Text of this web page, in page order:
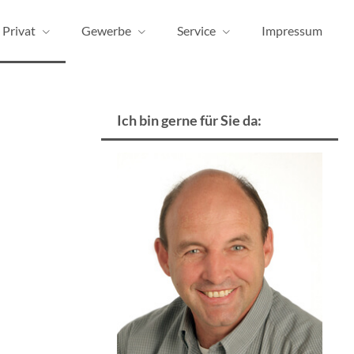
Privat Gewerbe Service Impressum
Ich bin gerne für Sie da: